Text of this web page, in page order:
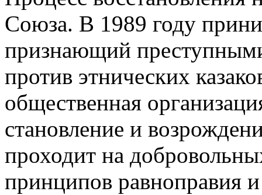
Союза. В 1989 году
признающий
против этнических
общественная
становление и
проходит на
принципов равноправия